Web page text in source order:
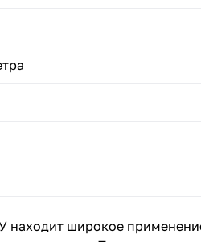
находит широкое